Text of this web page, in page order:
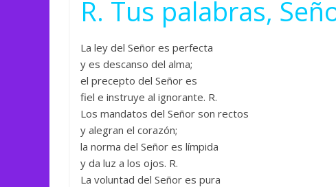
R. Tus palabras,
La ley del Señor es perfecta
y es descanso del alma;
el precepto del Señor es
fiel e instruye al ignorante. R.
Los mandatos del Señor son rectos
y alegran el corazón;
la norma del Señor es límpida
y da luz a los ojos. R.
La voluntad del Señor es pura